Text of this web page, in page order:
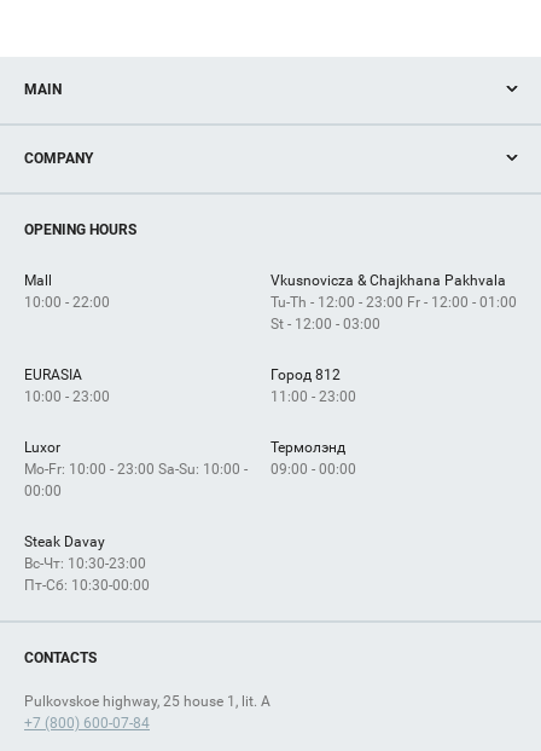
MAIN
Services
Facilities
COMPANY
OPENING HOURS
Mall
10:00 - 22:00
Vkusnovicza & Chajkhana Pakhvala
Tu-Th - 12:00 - 23:00 Fr - 12:00 - 01:00
St - 12:00 - 03:00
EURASIA
10:00 - 23:00
Город 812
11:00 - 23:00
Luxor
Mo-Fr: 10:00 - 23:00 Sa-Su: 10:00 -
00:00
Термолэнд
09:00 - 00:00
Steak Davay
Вс-Чт: 10:30-23:00
Пт-Сб: 10:30-00:00
CONTACTS
Pulkovskoe highway, 25 house 1, lit. A
+7 (800) 600-07-84